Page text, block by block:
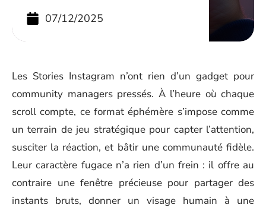
07/12/2025
Les Stories Instagram n’ont rien d’un gadget pour
community managers pressés. À l’heure où chaque
scroll compte, ce format éphémère s’impose comme
un terrain de jeu stratégique pour capter l’attention,
susciter la réaction, et bâtir une communauté fidèle.
Leur caractère fugace n’a rien d’un frein : il offre au
contraire une fenêtre précieuse pour partager des
instants bruts, donner un visage humain à une